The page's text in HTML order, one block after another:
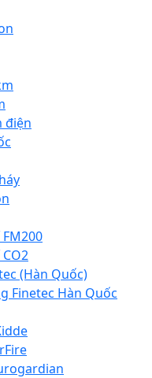
điện
(Hàn Quốc)
Finetec Hàn Quốc